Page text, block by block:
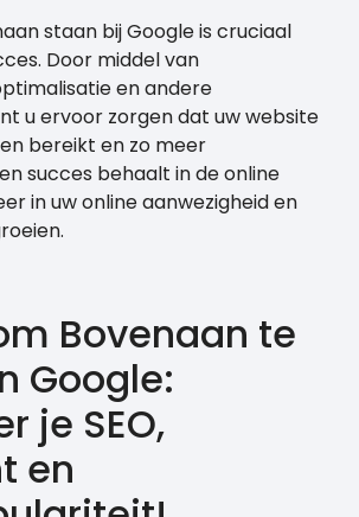
staan bij Google is cruciaal
Door middel van
en andere
u ervoor zorgen dat uw website
bereikt en zo meer
succes behaalt in de online
in uw online aanwezigheid en
Bovenaan te
Google:
je SEO,
en